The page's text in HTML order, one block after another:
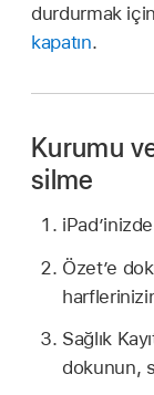
durdurmak
kapatın.
Kurumu
silme
Özet’e
Sağlık
dokunun,